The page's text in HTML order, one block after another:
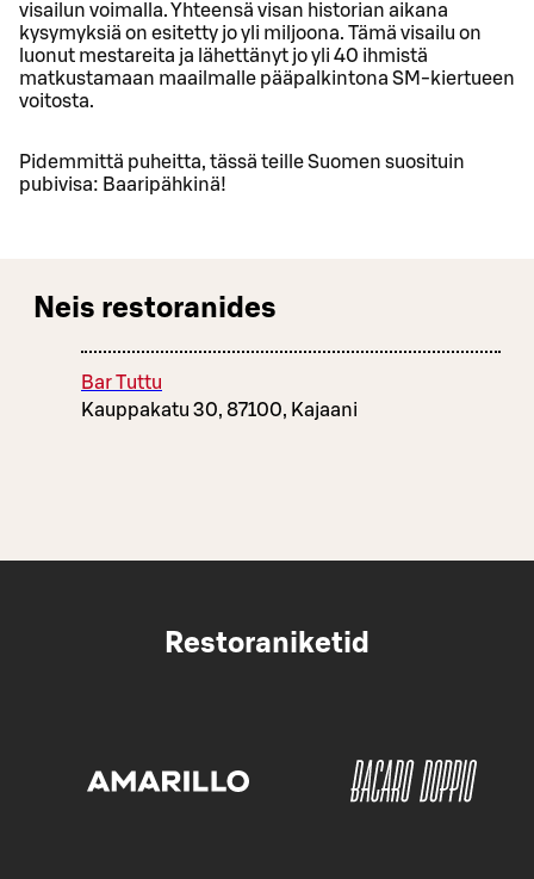
visailun voimalla. Yhteensä visan historian aikana
kysymyksiä on esitetty jo yli miljoona. Tämä visailu on
luonut mestareita ja lähettänyt jo yli 40 ihmistä
matkustamaan maailmalle pääpalkintona SM-kiertueen
voitosta.
Pidemmittä puheitta, tässä teille Suomen suosituin
pubivisa: Baaripähkinä!
Neis restoranides
Bar Tuttu
Kauppakatu 30, 87100, Kajaani
Restoraniketid